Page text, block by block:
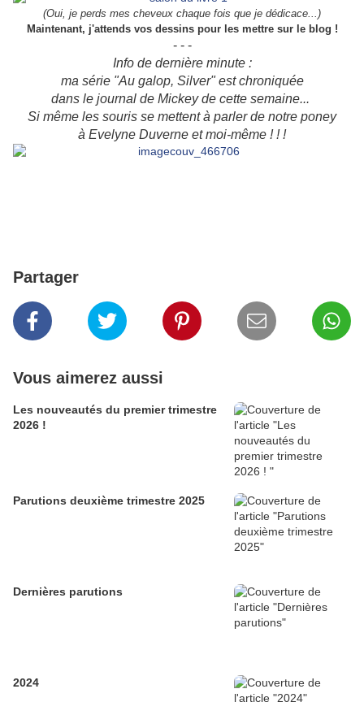
(Oui, je perds mes cheveux chaque fois que je dédicace...)
Maintenant, j'attends vos dessins pour les mettre sur le blog !
- - -
Info de dernière minute :
ma série "Au galop, Silver" est chroniquée
dans le journal de Mickey de cette semaine...
Si même les souris se mettent à parler de notre poney
à Evelyne Duverne et moi-même ! ! !
Partager
Vous aimerez aussi
Les nouveautés du premier trimestre
2026 !
Parutions deuxième trimestre 2025
Dernières parutions
2024